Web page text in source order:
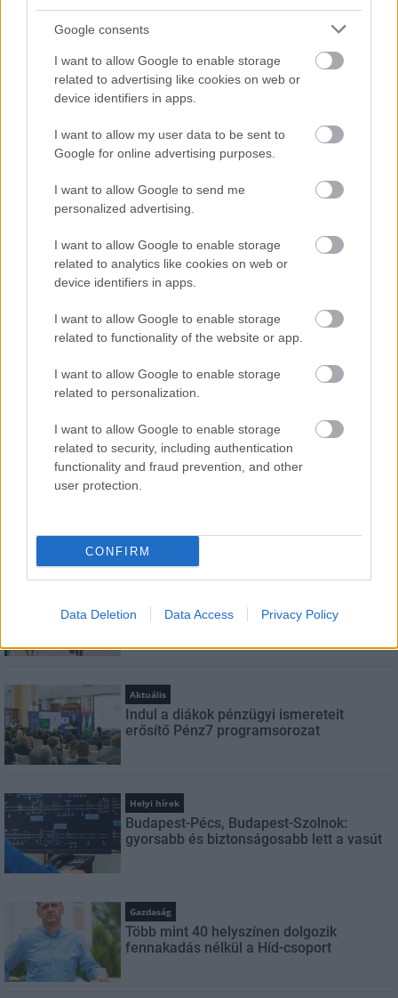
Google consents
I want to allow Google to enable storage
related to advertising like cookies on web or
device identifiers in apps.
I want to allow my user data to be sent to
Google for online advertising purposes.
I want to allow Google to send me
personalized advertising.
I want to allow Google to enable storage
related to analytics like cookies on web or
device identifiers in apps.
I want to allow Google to enable storage
related to functionality of the website or app.
I want to allow Google to enable storage
related to personalization.
I want to allow Google to enable storage
related to security, including authentication
functionality and fraud prevention, and other
user protection.
CONFIRM
Data Deletion Data Access Privacy Policy
Látványos építési szakasz indult be a
Flórián téri felüljárón
Paks II.: Mit jelent az 5. blokk új
árnyékában?
HÍRLEVÉL
szabályzatot!
FELIRATKOZÁS
LEGNÉZETTEBB
Felújított üzletet nyitott Szekszárdon az
Auchan
Aktuális
Indul a diákok pénzügyi ismereteit
erősítő Pénz7 programsorozat
Helyi hírek
Budapest-Pécs, Budapest-Szolnok:
gyorsabb és biztonságosabb lett a vasút
Gazdaság
Több mint 40 helyszínen dolgozik
fennakadás nélkül a Híd-csoport